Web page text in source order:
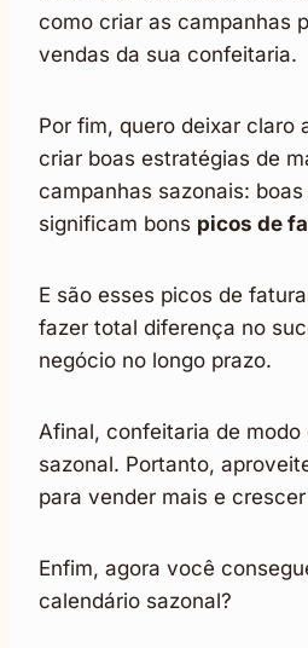
como criar as campanhas
vendas da sua confeitaria.
Por fim, quero deixar claro
criar boas estratégias de
campanhas sazonais:
significam bons picos de
E são esses picos de
fazer total diferença no
negócio no longo prazo.
Afinal, confeitaria de
sazonal. Portanto,
para vender mais e
Enfim, agora você
calendário sazonal?